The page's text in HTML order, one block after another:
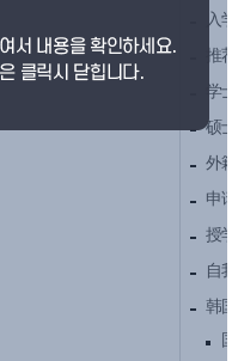
入
推
学
硕
外
申
授
自
韩